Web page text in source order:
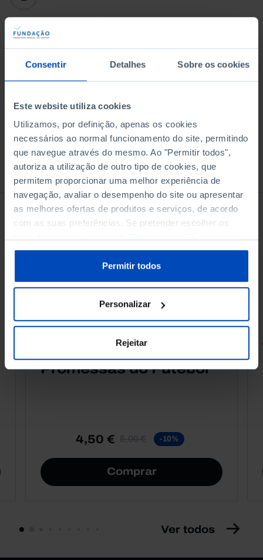
Consentir Detalhes Sobre os cookies
Este website utiliza cookies
Utilizamos, por definição, apenas os cookies
necessários ao normal funcionamento do site, permitindo
que navegue através do mesmo. Ao "Permitir todos",
autoriza a utilização de outro tipo de cookies, que
permitem proporcionar uma melhor experiência de
navegação, avaliar o desempenho do site ou apresentar
as melhores ofertas de produtos e serviços, de acordo
com as suas preferências. Se pretender escolher os
sobre cookies através da gestão de preferências ou da
Política de Cookies.
Permitir todos
Personalizar
Rejeitar
Para pesquisar uma expressão coloque-a entre aspas
Não foram encontrados
resultados para esta
À venda na Livraria
Promessas do Futebol
4,50 € 5,00 € -10%
Comprar
Ver todos